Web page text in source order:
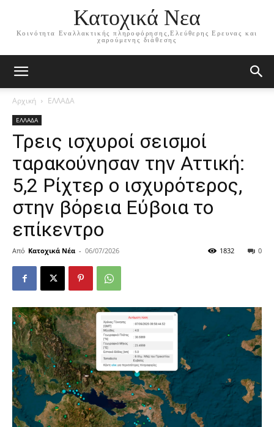
Κατοχικά Νεα
Κοινότητα Εναλλακτικής πληροφόρησης,Ελεύθερης Ερευνας και
χαρούμενης διάθεσης
Αρχική ΕΛΛΑΔΑ
ΕΛΛΑΔΑ
Τρεις ισχυροί σεισμοί
ταρακούνησαν την Αττική:
5,2 Ρίχτερ ο ισχυρότερος,
στην βόρεια Εύβοια το
επίκεντρο
Από Κατοχικά Νέα - 06/07/2026 0
1832